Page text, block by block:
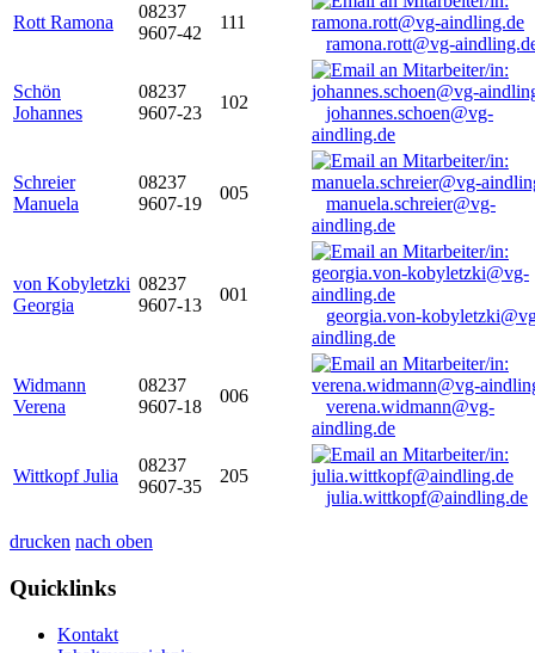
Rott Ramona
08237
9607-42
111
ramona.rott@vg-
Schön
Johannes
08237
9607-23
102
johannes.schoen@vg-
aindling.de
Schreier
Manuela
08237
9607-19
005
manuela.schreier@vg-
aindling.de
von Kobyletzki
Georgia
08237
9607-13
001
georgia.von-
aindling.de
Widmann
Verena
08237
9607-18
006
verena.widmann@vg-
aindling.de
Wittkopf Julia
08237
9607-35
205
julia.wittkopf@aindling.de
drucken nach oben
Quicklinks
Kontakt